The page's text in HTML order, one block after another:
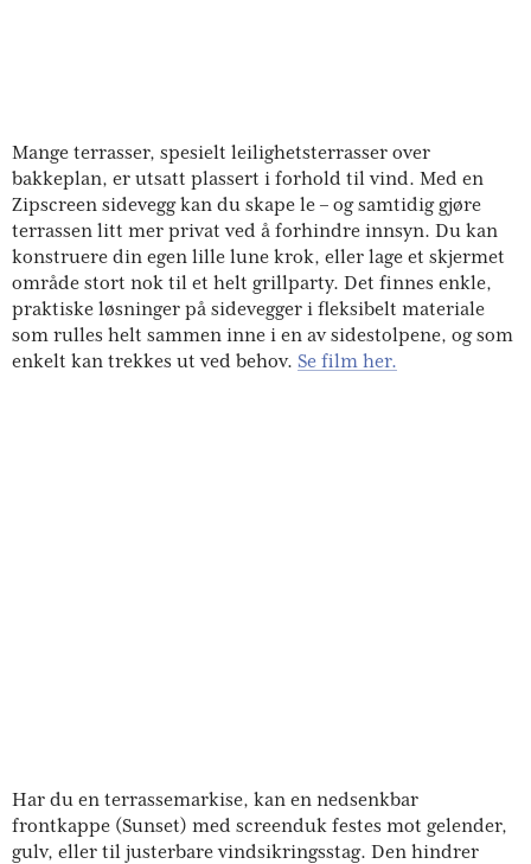
Mange terrasser, spesielt leilighetsterrasser over
bakkeplan, er utsatt plassert i forhold til vind. Med en
Zipscreen sidevegg kan du skape le – og samtidig gjøre
terrassen litt mer privat ved å forhindre innsyn. Du kan
konstruere din egen lille lune krok, eller lage et skjermet
område stort nok til et helt grillparty. Det finnes enkle,
praktiske løsninger på sidevegger i fleksibelt materiale
som rulles helt sammen inne i en av sidestolpene, og som
enkelt kan trekkes ut ved behov. Se film her.
Har du en terrassemarkise, kan en nedsenkbar
frontkappe (Sunset) med screenduk festes mot gelender,
gulv, eller til justerbare vindsikringsstag. Den hindrer